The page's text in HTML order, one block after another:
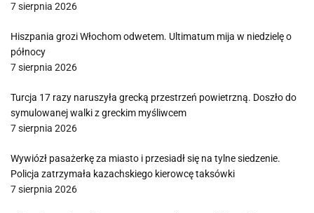
7 sierpnia 2026
Hiszpania grozi Włochom odwetem. Ultimatum mija w niedzielę o
północy
7 sierpnia 2026
Turcja 17 razy naruszyła grecką przestrzeń powietrzną. Doszło do
symulowanej walki z greckim myśliwcem
7 sierpnia 2026
Wywiózł pasażerkę za miasto i przesiadł się na tylne siedzenie.
Policja zatrzymała kazachskiego kierowcę taksówki
7 sierpnia 2026